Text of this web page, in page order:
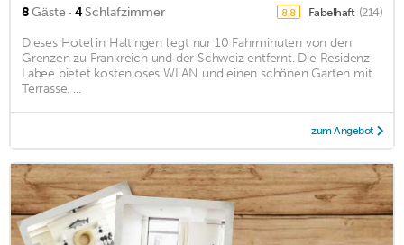
8Gäste · 4Schlafzimmer 8,8 Fabelhaft (214)
Dieses Hotel in Haltingen liegt nur 10 Fahrminuten von den
Grenzen zu Frankreich und der Schweiz entfernt. Die Residenz
Labee bietet kostenloses WLAN und einen schönen Garten mit
Terrasse. ...
zum Angebot